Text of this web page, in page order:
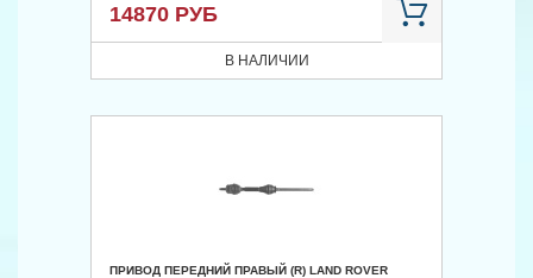
14870 РУБ
В НАЛИЧИИ
ПРИВОД ПЕРЕДНИЙ ПРАВЫЙ (R) LAND ROVER